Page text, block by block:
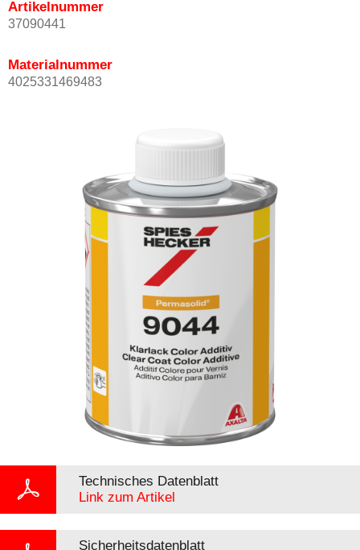
Artikelnummer
37090441
Materialnummer
4025331469483
Technisches Datenblatt
Link zum Artikel
Sicherheitsdatenblatt